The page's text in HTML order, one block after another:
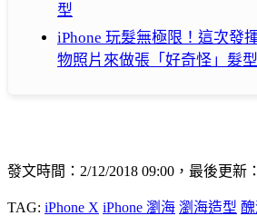
型
iPhone 玩髮無極限！這次發
物照片來做張「好奇怪」髮
發文時間：2/12/2018 09:00，最後更新
TAG: iPhone X iPhone 瀏海 瀏海造型